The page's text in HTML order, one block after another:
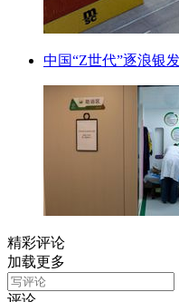
中国“Z世代”逐浪银
精彩评论
加载更多